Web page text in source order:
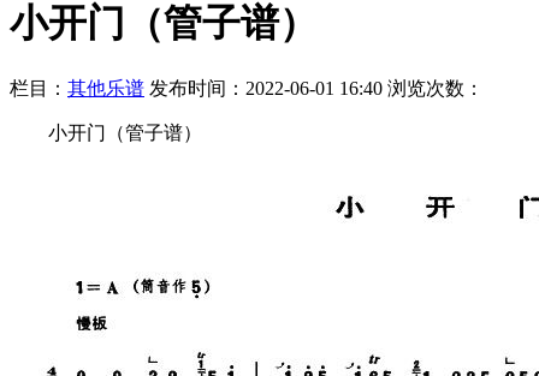
小开门（管子谱）
栏目： 其他乐谱 发布时间：2022-06-01 16:40 浏览次数：
小开门（管子谱）